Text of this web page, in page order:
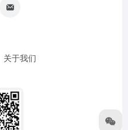
关于我们